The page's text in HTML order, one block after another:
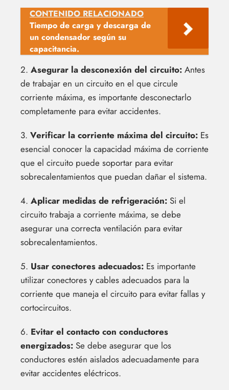
CONTENIDO RELACIONADO
Tiempo de carga y descarga de
un condensador según su
capacitancia.
2. Asegurar la desconexión del circuito: Antes
de trabajar en un circuito en el que circule
corriente máxima, es importante desconectarlo
completamente para evitar accidentes.
3. Verificar la corriente máxima del circuito: Es
esencial conocer la capacidad máxima de corriente
que el circuito puede soportar para evitar
sobrecalentamientos que puedan dañar el sistema.
4. Aplicar medidas de refrigeración: Si el
circuito trabaja a corriente máxima, se debe
asegurar una correcta ventilación para evitar
sobrecalentamientos.
5. Usar conectores adecuados: Es importante
utilizar conectores y cables adecuados para la
corriente que maneja el circuito para evitar fallas y
cortocircuitos.
6. Evitar el contacto con conductores
energizados: Se debe asegurar que los
conductores estén aislados adecuadamente para
evitar accidentes eléctricos.